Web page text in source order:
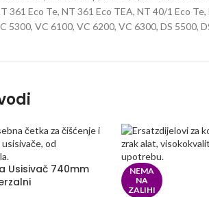
361 Eco Te, NT 361 Eco TEA, NT 40/1 Eco
5300, VC 6100, VC 6200, VC 6300, DS 5500,
Usisivač 740mm
NEMA
NA
ZALIHI